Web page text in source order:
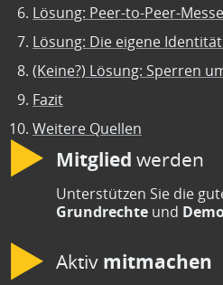
Lösung: Peer-to-Peer-
Lösung: Die eigene
(Keine?) Lösung: Sperren
Fazit
Weitere Quellen
Mitglied werden
Unterstützen Sie die
Grundrechte und
Aktiv mitmachen